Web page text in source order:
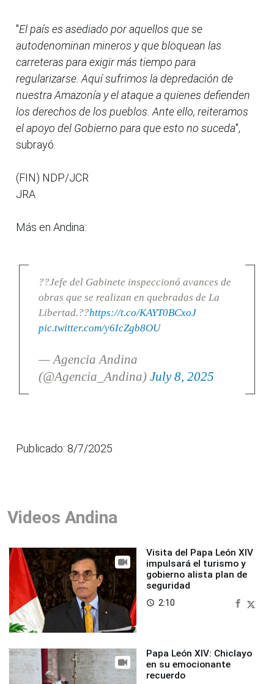
"El país es asediado por aquellos que se
autodenominan mineros y que bloquean las
carreteras para exigir más tiempo para
regularizarse. Aquí sufrimos la depredación de
nuestra Amazonía y el ataque a quienes defienden
los derechos de los pueblos. Ante ello, reiteramos
el apoyo del Gobierno para que esto no suceda",
subrayó.
(FIN) NDP/JCR
JRA
Más en Andina:
??Jefe del Gabinete inspeccionó avances de
obras que se realizan en quebradas de La
Libertad.??https://t.co/KAYT0BCxoJ
pic.twitter.com/y6IcZgb8OU
— Agencia Andina
(@Agencia_Andina) July 8, 2025
Publicado: 8/7/2025
Videos Andina
Visita del Papa León XIV
impulsará el turismo y
gobierno alista plan de
seguridad
access_time 2:10
Papa León XIV: Chiclayo
en su emocionante
recuerdo